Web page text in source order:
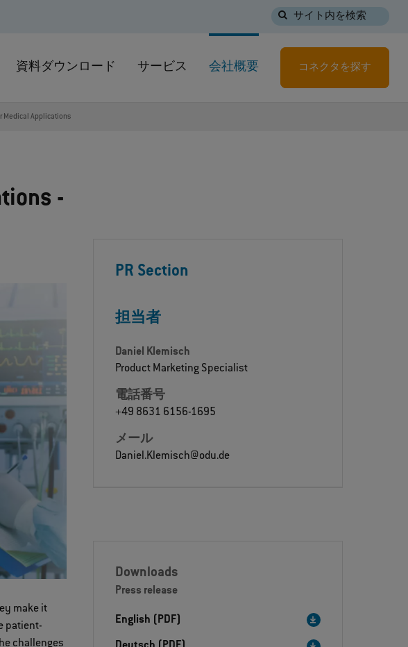
サイト内を検索
資料ダウンロード サービス 会社概要 コネクタを探す
Medical Applications
-
make it
patient-
challenges
PR Section
担当者
Daniel Klemisch
Product Marketing Specialist
電話番号
+49 8631 6156-1695
メール
Daniel.Klemisch@odu.de
Downloads
Press release
English (PDF)